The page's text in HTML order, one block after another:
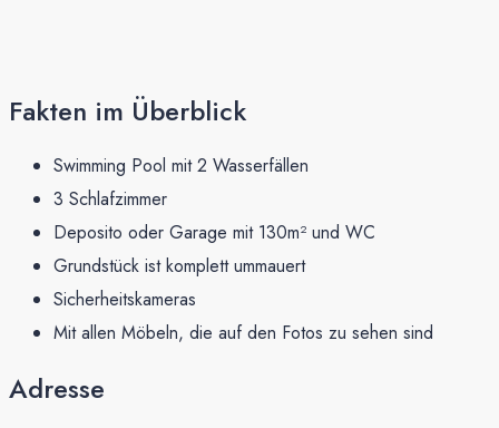
Fakten im Überblick
Swimming Pool mit 2 Wasserfällen
3 Schlafzimmer
Deposito oder Garage mit 130m² und WC
Grundstück ist komplett ummauert
Sicherheitskameras
Mit allen Möbeln, die auf den Fotos zu sehen sind
Adresse